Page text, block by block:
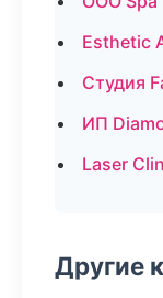
Esthetic
Студия
ИП
Laser
Другие